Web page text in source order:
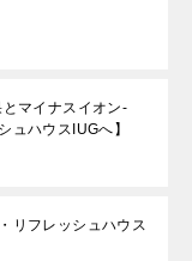
マイナスイオン-
ュハウスIUGへ】
リフレッシュハウス